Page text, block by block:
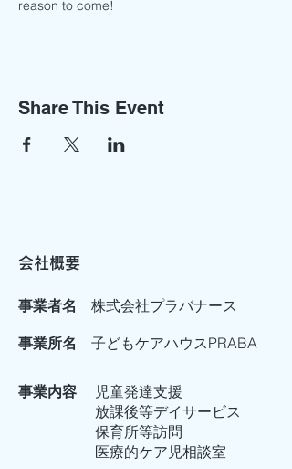
reason to come!
Share This Event
会社概要
事業者名 株式会社プラバナース
事業所名 子どもケアハウスPRABA​
事業内容 ​
児童発達支援​
放課後等デイサービス​
保育所等訪問​
医療的ケア児相談室​